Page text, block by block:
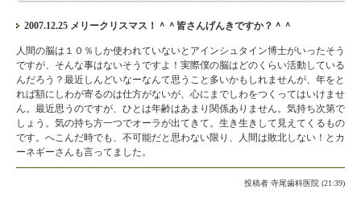
2007.12.25 メリークリスマス！＾＾皆さんげんきですか？＾＾
人間の脳は１０％しか使われていないとアインシュタイン博士がいったそう
ですが、そんな事はないそうですよ！実際僕の脳はどのくらい活動している
んだろう？最近しんどいなーなんて思うこと多いかもしれませんが、年をと
れば額にしわが寄るのは仕方がないが、心にまでしわをつくってはいけませ
ん。最近思うのですが、ひとは年齢はあまり関係ありません。気持ち次第で
しょう。気の持ち方一つでオーラが出てきて。生き生きして見えてくるもの
です。へこんだ時でも、不可能だと思わない限り、人間は敗北しない！とカ
ーネギーさんも言ってました。
投稿者 寺尾歯科医院 (21:39)